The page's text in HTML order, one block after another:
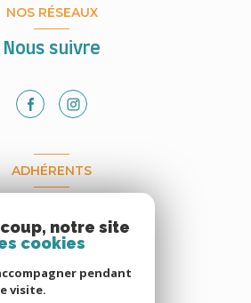
NOS RÉSEAUX
Nous suivre
ADHÉRENTS
notre site
cookies
pendant
visite.